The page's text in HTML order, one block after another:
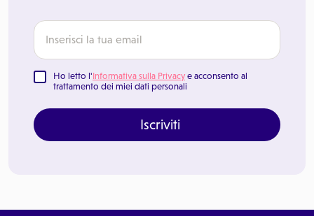
Ho letto l'Informativa sulla Privacy e acconsento al
trattamento dei miei dati personali
Iscriviti